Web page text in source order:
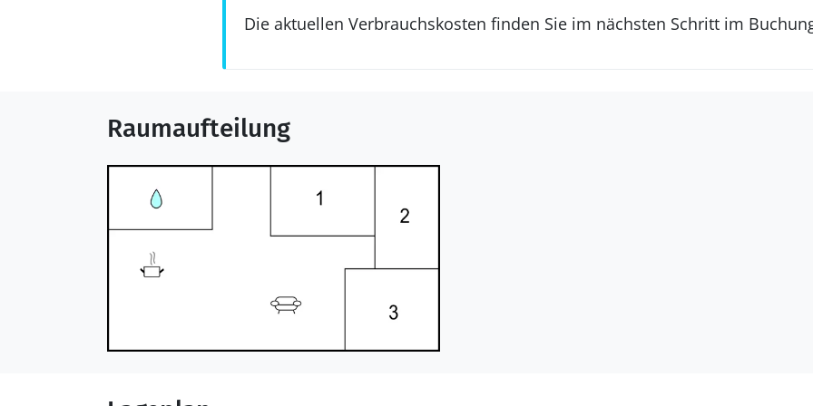
Die aktuellen Verbrauchskosten finden Sie im nächsten Schritt im
Raumaufteilung